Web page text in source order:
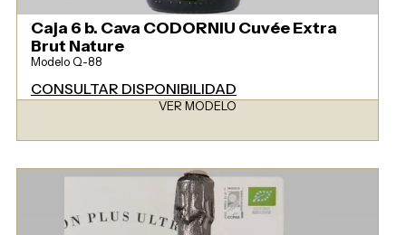
Caja 6 b. Cava CODORNIU Cuvée Extra
Brut Nature
Modelo Q-88
CONSULTAR DISPONIBILIDAD
VER MODELO